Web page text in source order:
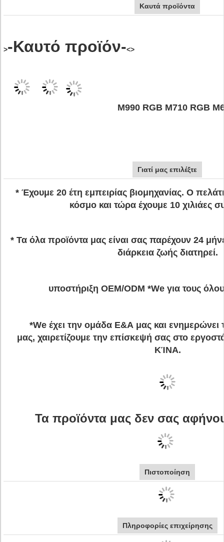
Καυτά προϊόντα
>-Καυτό προϊόν-<>
M990 RGB M710 RGB
Γιατί μας επιλέξτε
* Έχουμε 20 έτη εμπειρίας βιομηχανίας. Ο
κόσμο και τώρα έχουμε 10 χιλιάες
* Τα όλα προϊόντα μας είναι σας παρέχουν 24
διάρκεια ζωής διατηρεί.
υποστήριξη OEM/ODM *We για τους
*We έχει την ομάδα Ε&Α μας και ενημερώνει
μας, χαιρετίζουμε την επίσκεψή σας στο
ΚΊΝΑ.
Τα προϊόντα μας δεν σας
Πιστοποίηση
Πληροφορίες επιχείρησης